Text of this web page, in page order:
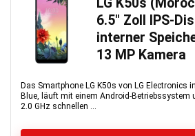
6.5″ Zoll IPS-
interner
13 MP Kamera
Das Smartphone LG K50s von LG Electronics
Blue, läuft mit einem Android-Betriebssystem
2.0 GHz schnellen ...